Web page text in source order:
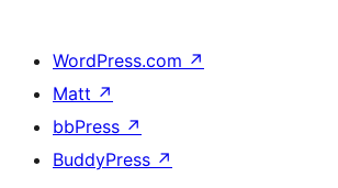
WordPress.com ↗
Matt ↗
bbPress ↗
BuddyPress ↗